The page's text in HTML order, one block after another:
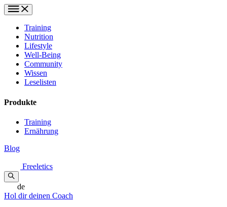
Training
Nutrition
Lifestyle
Well-Being
Community
Wissen
Leselisten
Produkte
Training
Ernährung
Blog
Freeletics
de
Hol dir deinen Coach